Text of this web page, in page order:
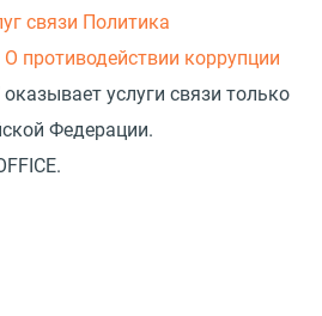
связи Политика
О противодействии коррупции
услуги связи только
Федерации.